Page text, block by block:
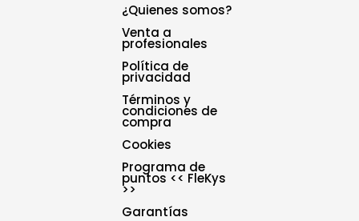
¿Quienes somos?
Venta a
profesionales
Política de
privacidad
Términos y
condiciones de
compra
Cookies
Programa de
puntos << FleKys
>>
Garantías